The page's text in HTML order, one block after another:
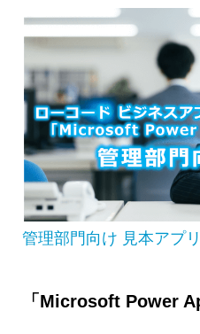
管理部門向け 見本アプリ
「Microsoft Power